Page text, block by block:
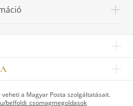
a Magyar Posta szolgáltatásait.
belfoldi_csomagmegoldasok